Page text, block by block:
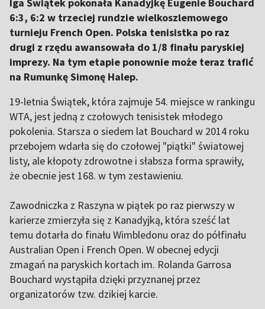
6:3, 6:2 w trzeciej rundzie wielkoszlemowego
turnieju French Open. Polska tenisistka po raz
drugi z rzędu awansowała do 1/8 finału paryskiej
imprezy. Na tym etapie ponownie może teraz trafić
na Rumunkę Simonę Halep.
19-letnia Świątek, która zajmuje 54. miejsce w rankingu
WTA, jest jedną z czołowych tenisistek młodego
pokolenia. Starsza o siedem lat Bouchard w 2014 roku
przebojem wdarła się do czołowej "piątki" światowej
listy, ale kłopoty zdrowotne i słabsza forma sprawiły,
że obecnie jest 168. w tym zestawieniu.
Zawodniczka z Raszyna w piątek po raz pierwszy w
karierze zmierzyła się z Kanadyjką, która sześć lat
temu dotarła do finału Wimbledonu oraz do półfinału
Australian Open i French Open. W obecnej edycji
zmagań na paryskich kortach im. Rolanda Garrosa
Bouchard wystąpiła dzięki przyznanej przez
organizatorów tzw. dzikiej karcie.